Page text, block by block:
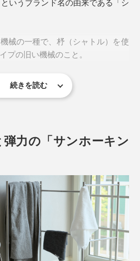
ディレクターである渡邊有紗さん
た間柄。
イル織りで表現されています。
きな公園にいた馬。大きな野原で
びり歩いていた。
いうブランド名の由来である「シ
械の一種で、杼（シャトル）を使
プの旧い機械のこと。
」を、創業の1963年から、修理を
続きを読む
力の「サンホーキン